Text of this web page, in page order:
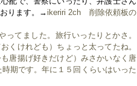
おります。→ikeriri 2ch 削除依頼板の
てました。旅行いったりとかさ。
くけれども）ちょっと太ってたね。
唐揚げ好きだけど）みさかいなく唐
期です。年に１５回くらいはいった